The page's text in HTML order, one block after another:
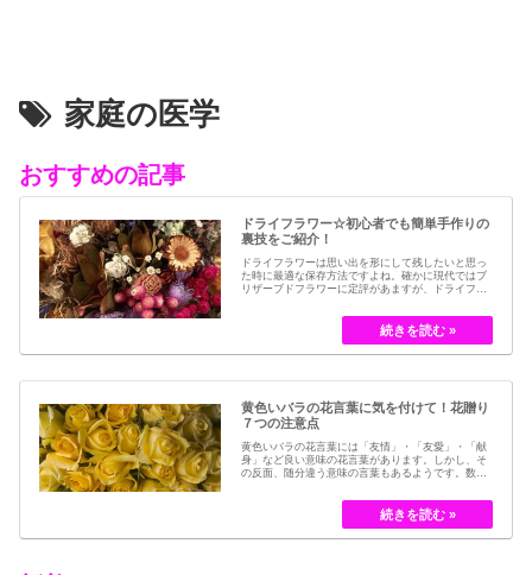
家庭の医学
おすすめの記事
ドライフラワー☆初心者でも簡単手作りの
裏技をご紹介！
ドライフラワーは思い出を形にして残したいと思っ
た時に最適な保存方法ですよね。確かに現代ではブ
リザーブドフラワーに定評があますが、ドライフラ
とつです。結婚式のブーケなどに使われた花など、
今では押し花のサービスが有名ですが、昔はドライ
フラワーでも保存されてきました。30代以降の…
黄色いバラの花言葉に気を付けて！花贈り
７つの注意点
黄色いバラの花言葉には「友情」・「友愛」・「献
身」など良い意味の花言葉があります。しかし、そ
の反面、随分違う意味の言葉もあるようです。数多
ローズである「ハイブリット・ティー」の中には、
黄色のバラというのは、存在していませんでした。
しかし、フランスの園芸家ジョセフ・ペルネ＝デ…